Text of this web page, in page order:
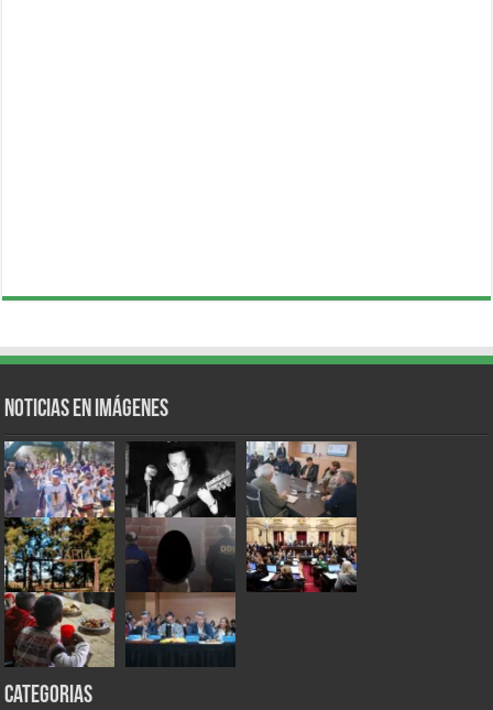
Noticias en Imágenes
Categorias